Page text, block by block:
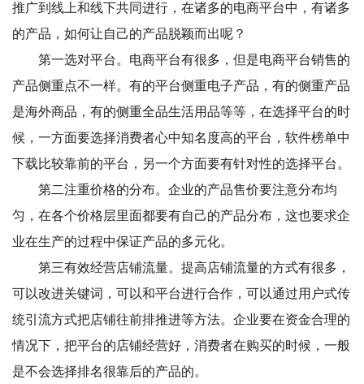
推广到线上和线下共同进行，在诸多的电商平台中，有诸多
的产品，如何让自己的产品脱颖而出呢？
第一选对平台。电商平台有很多，但是电商平台销售的
产品侧重点不一样。有的平台侧重电子产品，有的侧重产品
是海外商品，有的侧重全品生活用品等等，在选择平台的时
候，一方面要选择消费者心中知名度高的平台，软件榜单中
下载比较靠前的平台，另一个方面要有针对性的选择平台。
第二注重价格的分布。企业的产品售价要注意分布均
匀，在各个价格层里面都要有自己的产品分布，这也要求企
业在生产的过程中保证产品的多元化。
第三有效经营店铺流量。提高店铺流量的方式有很多，
可以改进关键词，可以和平台进行合作，可以通过用户式传
统引流方式把店铺往前排推进等方法。企业要在资金合理的
情况下，把平台的店铺经营好，消费者在购买的时候，一般
是不会选择排名很靠后的产品的。